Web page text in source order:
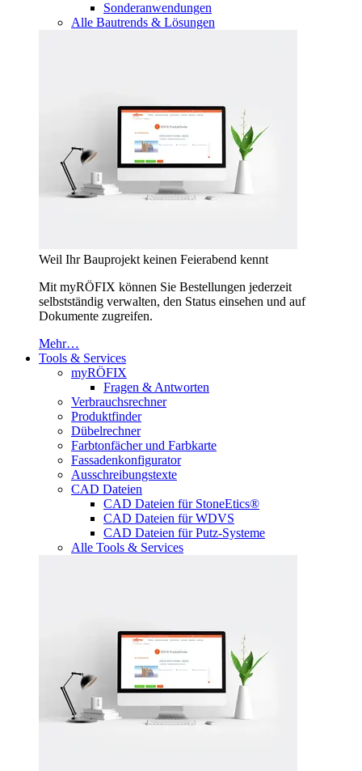
Sonderanwendungen
Alle Bautrends & Lösungen
Weil Ihr Bauprojekt keinen Feierabend kennt
Mit myRÖFIX können Sie Bestellungen jederzeit
selbstständig verwalten, den Status einsehen und auf
Dokumente zugreifen.
Mehr…
Tools & Services
myRÖFIX
Fragen & Antworten
Verbrauchsrechner
Produktfinder
Dübelrechner
Farbtonfächer und Farbkarte
Fassadenkonfigurator
Ausschreibungstexte
CAD Dateien
CAD Dateien für StoneEtics®
CAD Dateien für WDVS
CAD Dateien für Putz-Systeme
Alle Tools & Services